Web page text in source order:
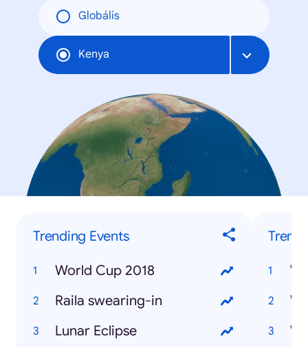
Globális
Kenya
Trending Events
World Cup 2018
Raila swearing-in
Lunar Eclipse